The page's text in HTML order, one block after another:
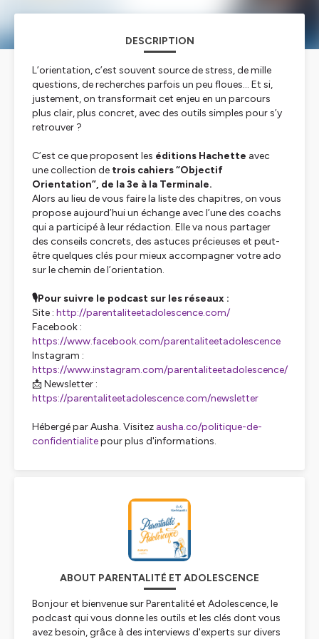
DESCRIPTION
L’orientation, c’est souvent source de stress, de mille
questions, de recherches parfois un peu floues… Et si,
justement, on transformait cet enjeu en un parcours
plus clair, plus concret, avec des outils simples pour s’y
retrouver ?
C’est ce que proposent les éditions Hachette avec
une collection de trois cahiers “Objectif
Orientation”, de la 3e à la Terminale.
Alors au lieu de vous faire la liste des chapitres, on vous
propose aujourd’hui un échange avec l’une des coachs
qui a participé à leur rédaction. Elle va nous partager
des conseils concrets, des astuces précieuses et peut-
être quelques clés pour mieux accompagner votre ado
sur le chemin de l’orientation.
🎙️Pour suivre le podcast sur les réseaux :
Site : http://parentaliteetadolescence.com/
Facebook :
https://www.facebook.com/parentaliteetadolescence
Instagram :
https://www.instagram.com/parentaliteetadolescence/
📩 Newsletter :
https://parentaliteetadolescence.com/newsletter
Hébergé par Ausha. Visitez ausha.co/politique-de-
confidentialitepour plus d'informations.
ABOUT PARENTALITÉ ET ADOLESCENCE
Bonjour et bienvenue sur Parentalité et Adolescence, le
podcast qui vous donne les outils et les clés dont vous
avez besoin, grâce à des interviews d'experts sur divers